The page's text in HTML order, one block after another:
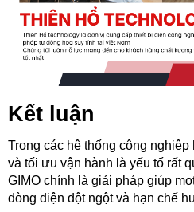
Kết luận
Trong các hệ thống công
và tối ưu vận hành là yếu tố rất
GIMO chính là giải pháp giúp
dòng điện đột ngột và hạn chế